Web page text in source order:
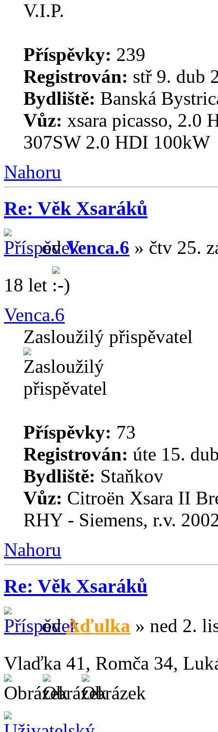
Příspěvky: 239
Registrován: stř 9. dub
Bydliště: Banská
Vůz: xsara picasso, 2.0
307SW 2.0 HDI 100kW
Nahoru
Re: Věk Xsaráků
odVenca.6 » čtv 25.
18 let
Venca.6
Zasloužilý přispěvatel
Příspěvky: 73
Registrován: úte 15.
Bydliště: Staňkov
Vůz: Citroën Xsara II
RHY - Siemens, r.v.
Nahoru
Re: Věk Xsaráků
odAďulka » ned 2.
Vlaďka 41, Romča 34,